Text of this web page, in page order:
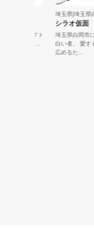
埼玉県|埼玉県白岡
シラオ仮面
埼玉県白岡市に出
白い者。 愛する
広めるた...